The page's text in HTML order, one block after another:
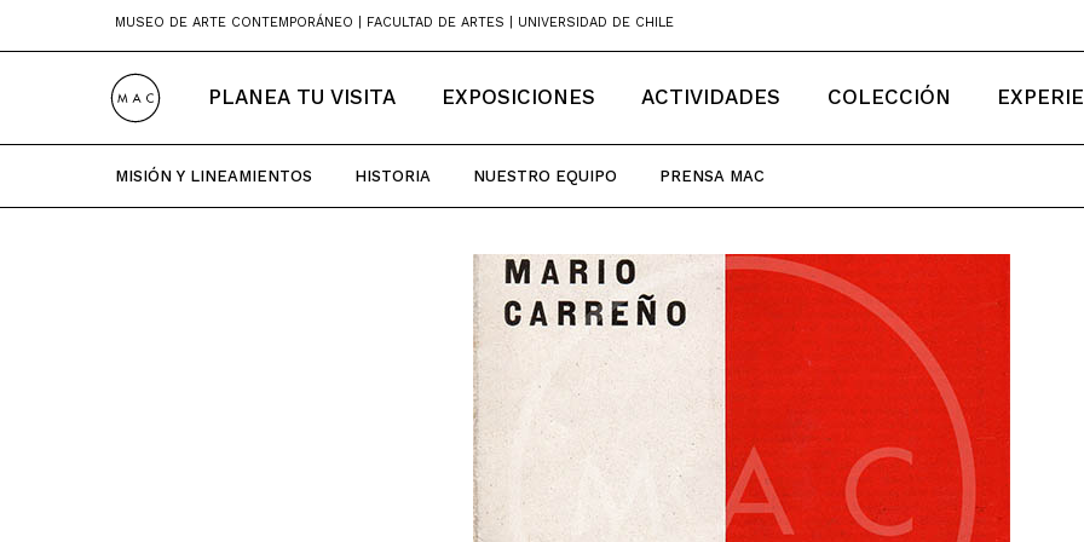
MUSEO DE ARTE CONTEMPORÁNEO | FACULTAD DE ARTES | UNIVERSIDAD DE CHILE
PLANEA TU VISITA EXPOSICIONES ACTIVIDADES COLECCIÓN
MISIÓN Y LINEAMIENTOS HISTORIA NUESTRO EQUIPO PRENSA MAC